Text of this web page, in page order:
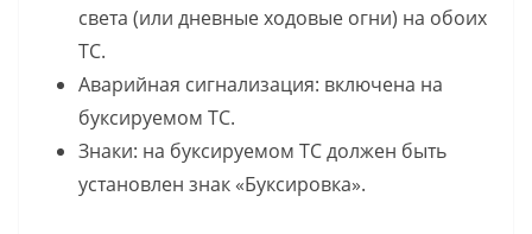
света (или дневные ходовые огни) на обоих
ТС.
Аварийная сигнализация: включена на
буксируемом ТС.
Знаки: на буксируемом ТС должен быть
установлен знак «Буксировка».